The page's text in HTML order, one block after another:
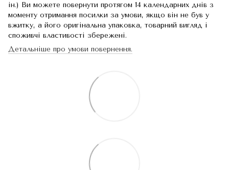
ін.) Ви можете повернути протягом 14 календарних днів з
моменту отримання посилки за умови, якщо він не був у
вжитку, а його оригінальна упаковка, товарний вигляд і
споживчі властивості збережені.
Детальніше про умови повернення.